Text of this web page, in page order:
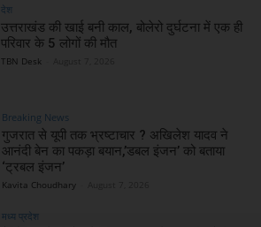
देश
उत्तराखंड की खाई बनी काल, बोलेरो दुर्घटना में एक ही
परिवार के 5 लोगों की मौत
TBN Desk
Breaking News
गुजरात से यूपी तक भ्रष्टाचार ? अखिलेश यादव ने
आनंदी बेन का पकड़ा बयान,’डबल इंजन’ को बताया
‘ट्रबल इंजन’
Kavita Choudhary
मध्य प्रदेश